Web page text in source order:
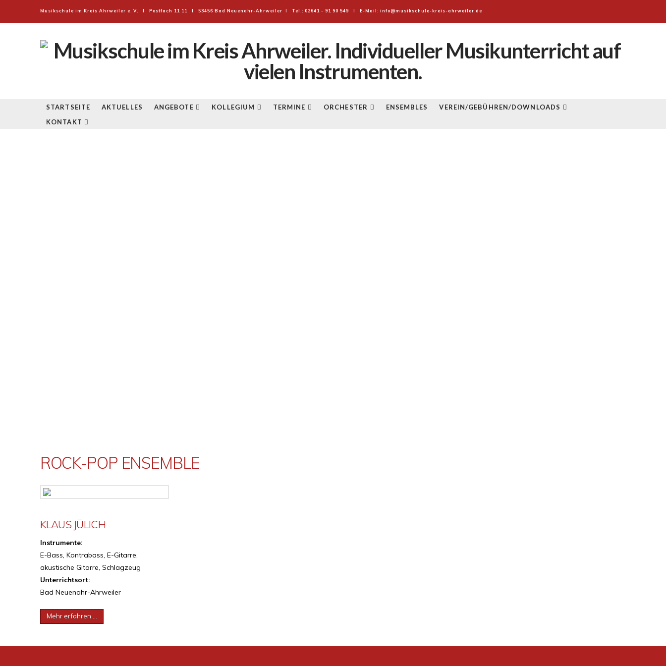
Musikschule im Kreis Ahrweiler e. V. I Postfach 11 11 I 53456 Bad Neuenahr-Ahrweiler I Tel.: 02641 - 91 90 549 I E-Mail: info@musikschule-kreis-ahrweiler.de
MUSIKSCHULE
KREIS
STARTSEITE AKTUELLES ANGEBOTE KOLLEGIUM TERMINE ORCHESTER ENSEMBLES
VEREIN/GEBÜHREN/DOWNLOADS
KONTAKT
ROCK-POP ENSEMBLE
KLAUS JÜLICH
Instrumente:
E-Bass, Kontrabass, E-Gitarre,
akustische Gitarre, Schlagzeug
Unterrichtsort:
Bad Neuenahr-Ahrweiler
Mehr erfahren …